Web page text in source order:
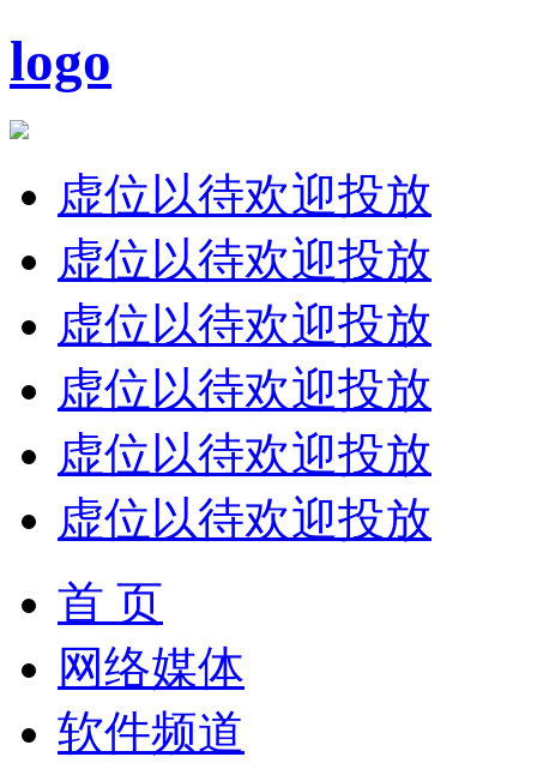
logo
虚位以待欢迎投放
虚位以待欢迎投放
虚位以待欢迎投放
虚位以待欢迎投放
虚位以待欢迎投放
虚位以待欢迎投放
首 页
网络媒体
软件频道